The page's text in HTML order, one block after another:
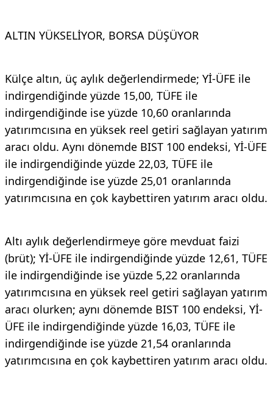
ALTIN YÜKSELİYOR, BORSA DÜŞÜYOR
Külçe altın, üç aylık değerlendirmede; Yİ-ÜFE ile
indirgendiğinde yüzde 15,00, TÜFE ile
indirgendiğinde ise yüzde 10,60 oranlarında
yatırımcısına en yüksek reel getiri sağlayan yatırım
aracı oldu. Aynı dönemde BIST 100 endeksi, Yİ-ÜFE
ile indirgendiğinde yüzde 22,03, TÜFE ile
indirgendiğinde ise yüzde 25,01 oranlarında
yatırımcısına en çok kaybettiren yatırım aracı oldu.
Altı aylık değerlendirmeye göre mevduat faizi
(brüt); Yİ-ÜFE ile indirgendiğinde yüzde 12,61, TÜFE
ile indirgendiğinde ise yüzde 5,22 oranlarında
yatırımcısına en yüksek reel getiri sağlayan yatırım
aracı olurken; aynı dönemde BIST 100 endeksi, Yİ-
ÜFE ile indirgendiğinde yüzde 16,03, TÜFE ile
indirgendiğinde ise yüzde 21,54 oranlarında
yatırımcısına en çok kaybettiren yatırım aracı oldu.